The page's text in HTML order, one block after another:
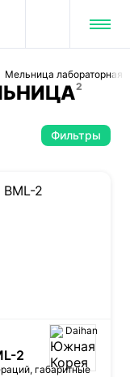
Мельница лабораторная
2
Фильтры
Daihan
2
габаритные